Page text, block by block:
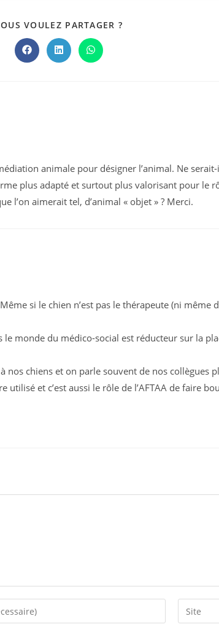
VOULEZ PARTAGER ?
Ouvrir
dans
Ouvrir
dans
Ouvrir
dans
animale pour désigner l’animal. Ne
plus adapté et surtout plus valorisant pour le
l’on aimerait tel, d’animal « objet » ? Merci.
si le chien n’est pas le thérapeute (ni même
monde du médico-social est réducteur sur la
nos chiens et on parle souvent de nos collègues
et c’est aussi le rôle de l’AFTAA de faire
Saisir
l’URL